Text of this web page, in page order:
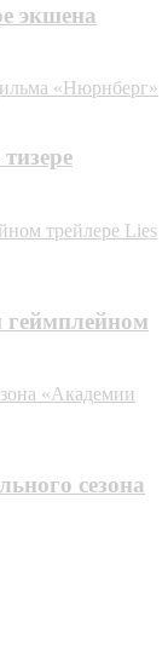
экшена
«Нюрнберг»
трейлере Lies
геймплейном
«Академии
сезона